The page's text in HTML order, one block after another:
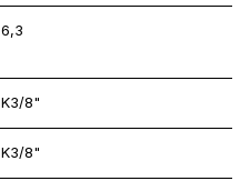
6,3
K3/8"
K3/8"